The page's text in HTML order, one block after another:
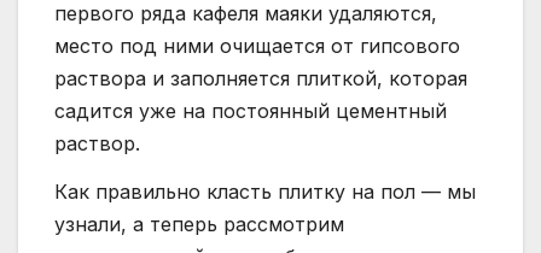
первого ряда кафеля маяки удаляются,
место под ними очищается от гипсового
раствора и заполняется плиткой, которая
садится уже на постоянный цементный
раствор.
Как правильно класть плитку на пол — мы
узнали, а теперь рассмотрим